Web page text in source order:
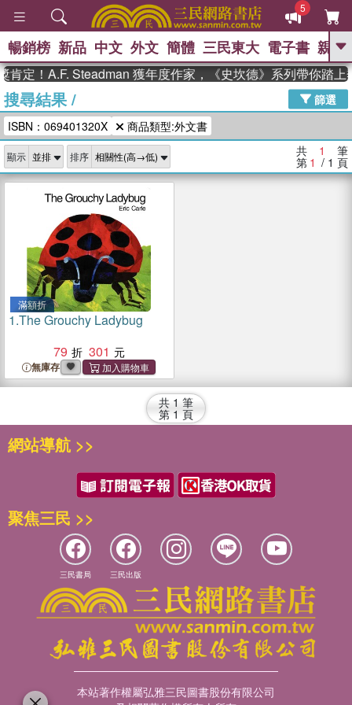
5
GO
高希均教授回憶錄
、 The Odyssey 、 父親節 、 如果歷
史是一群喵
獎 臺灣漫遊錄 、 方念華 、 台灣的李
登輝時代
數學女孩：黎曼猜想 、
偉大的迷走神經
暢銷榜 新品 中文 外文 簡體 三民東大 電子書 親子
定！A.F. Steadman 獲年度作家，《史坎德》系列帶你踏上
搜尋結果/
篩選
ISBN：069401320X
商品類型:外文書
顯示 排序 共 1 筆
第 1 / 1 頁
滿額折
1.The Grouchy Ladybug
79
301
無庫存
共 1 筆
第 1 頁
網站導航 >>
聚焦三民 >>
三民書局 三民出版
本站著作權屬弘雅三民圖書股份有限公司